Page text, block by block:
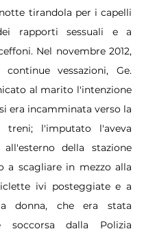
tirandola per i capelli
rapporti sessuali e a
Nel novembre 2012,
vessazioni, Ge.
al marito l'intenzione
era incamminata verso la
treni; l'imputato l'aveva
della stazione
a scagliare in mezzo alla
ivi posteggiate e a
donna, che era stata
soccorsa dalla Polizia